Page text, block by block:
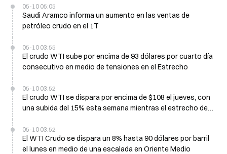
05-10 05:05
Saudi Aramco informa un aumento en las ventas de
petróleo crudo en el 1T
05-10 03:55
El crudo WTI sube por encima de 93 dólares por cuarto día
consecutivo en medio de tensiones en el Estrecho
05-10 03:52
El crudo WTI se dispara por encima de $108 el jueves, con
una subida del 15% esta semana mientras el estrecho de
05-10 03:52
El WTI Crudo se dispara un 8% hasta 90 dólares por barril
el lunes en medio de una escalada en Oriente Medio